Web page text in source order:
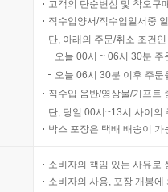
고객의 단순변심 및 착오구
직수입양서/직수입일서중
단, 아래의 주문/취소 조건
오늘 00시 ~ 06시 30분
오늘 06시 30분 이후 주
직수입 음반/영상물/기프트
단, 당일 00시~13시 사이의
박스 포장은 택배 배송이
소비자의 책임 있는 사유로
소비자의 사용, 포장 개봉